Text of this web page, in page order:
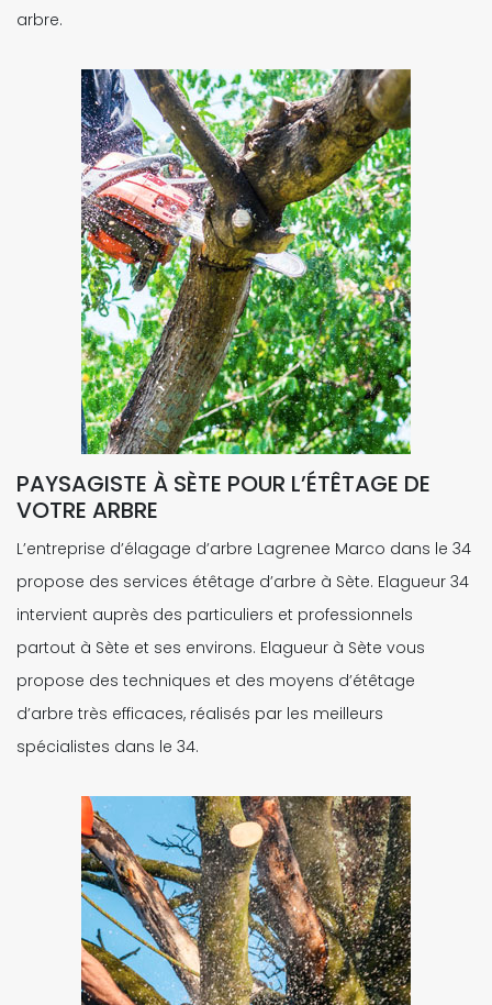
arbre.
PAYSAGISTE À SÈTE POUR L’ÉTÊTAGE DE
VOTRE ARBRE
L’entreprise d’élagage d’arbre Lagrenee Marco dans le 34
propose des services étêtage d’arbre à Sète. Elagueur 34
intervient auprès des particuliers et professionnels
partout à Sète et ses environs. Elagueur à Sète vous
propose des techniques et des moyens d’étêtage
d’arbre très efficaces, réalisés par les meilleurs
spécialistes dans le 34.